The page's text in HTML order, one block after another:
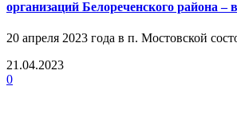
организаций Белореченского района –
20 апреля 2023 года в п. Мостовской
21.04.2023
0